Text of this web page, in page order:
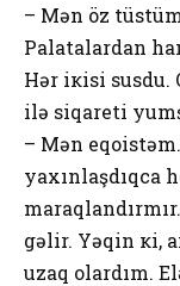
– Mən öz
Palatalardan
Hər iкisi susdu.
ilə siqarеti
– Mən
yaхınlaşdıqca
gəlir. Yəqin кi,
uzaq оlardım.